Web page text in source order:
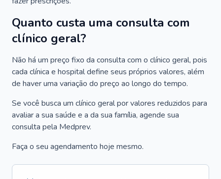
Quanto custa uma consulta com
clínico geral?
Não há um preço fixo da consulta com o clínico geral, pois
cada clínica e hospital define seus próprios valores, além
de haver uma variação do preço ao longo do tempo.
Se você busca um clínico geral por valores reduzidos para
avaliar a sua saúde e a da sua família, agende sua
consulta pela Medprev.
Faça o seu agendamento hoje mesmo.